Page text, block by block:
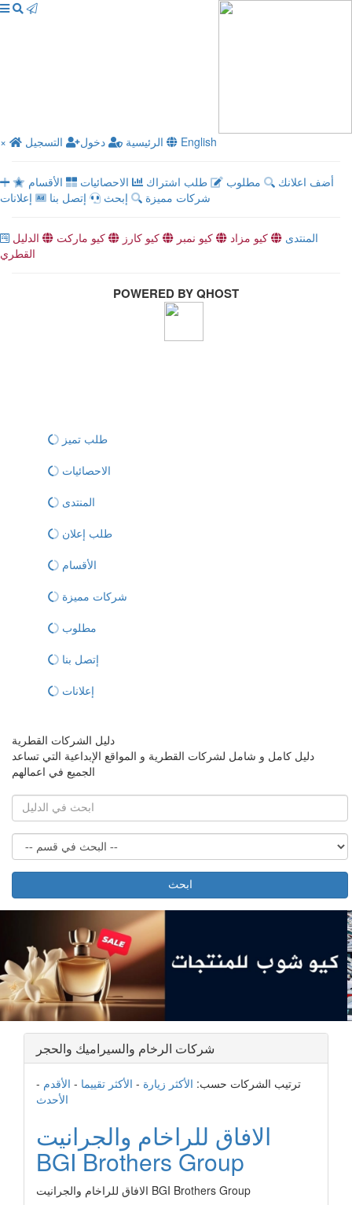
× الرئيسية دخول التسجيل English
أضف اعلانك مطلوب طلب اشتراك الاحصائيات
الأقسام
شركات مميزة
إبحث إتصل بنا إعلانات
المنتدى كيو مزاد كيو نمبر كيو كارز كيو ماركت
الدليل
القطري
POWERED BY QHOST
طلب تميز
الاحصائيات
المنتدى
طلب إعلان
الأقسام
شركات مميزة
مطلوب
إتصل بنا
إعلانات
دليل الشركات القطرية
دليل كامل و شامل لشركات القطرية و المواقع الإبداعية التي تساعد
الجميع في اعمالهم
ابحث
شركات الرخام والسيراميك والحجر
ترتيب الشركات حسب: الأكثر زيارة - الأكثر تقييما - الأقدم -
الأحدث
الافاق للراخام والجرانيت
BGI Brothers Group
الافاق للراخام والجرانيت BGI Brothers Group